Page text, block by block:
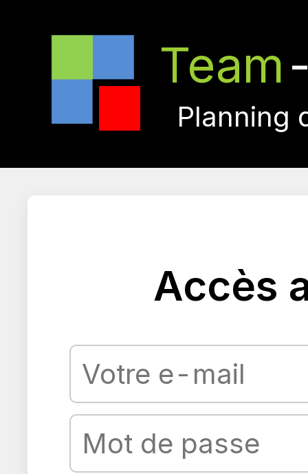
Team
Planning
Accès